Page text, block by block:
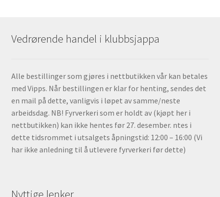
Vedrørende handel i klubbsjappa
Alle bestillinger som gjøres i nettbutikken vår kan betales
med Vipps. Når bestillingen er klar for henting, sendes det
en mail på dette, vanligvis i løpet av samme/neste
arbeidsdag. NB! Fyrverkeri som er holdt av (kjøpt her i
nettbutikken) kan ikke hentes før 27. desember. ntes i
dette tidsrommet i utsalgets åpningstid: 12:00 – 16:00 (Vi
har ikke anledning til å utlevere fyrverkeri før dette)
Nyttige lenker